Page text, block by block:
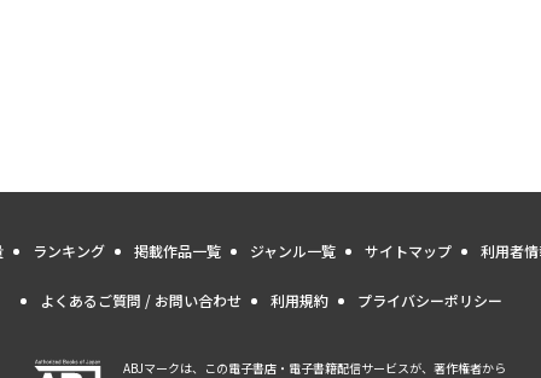
ランキング 掲載作品一覧 ジャンル一覧 サイトマップ 利用者
よくあるご質問 / お問い合わせ 利用規約 プライバシーポリシー
ABJマークは、この電子書店・電子書籍配信サービスが、著作権者から